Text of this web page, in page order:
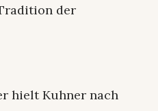
der
hielt Kuhner nach